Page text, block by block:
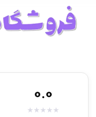
0.0
★
★
★
★
★